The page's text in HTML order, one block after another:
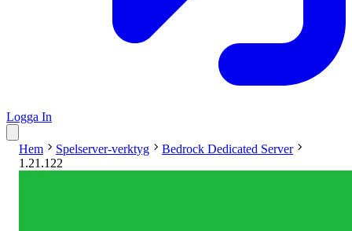
Logga In
Hem Spelserver-verktyg
Bedrock Dedicated Server
1.21.122